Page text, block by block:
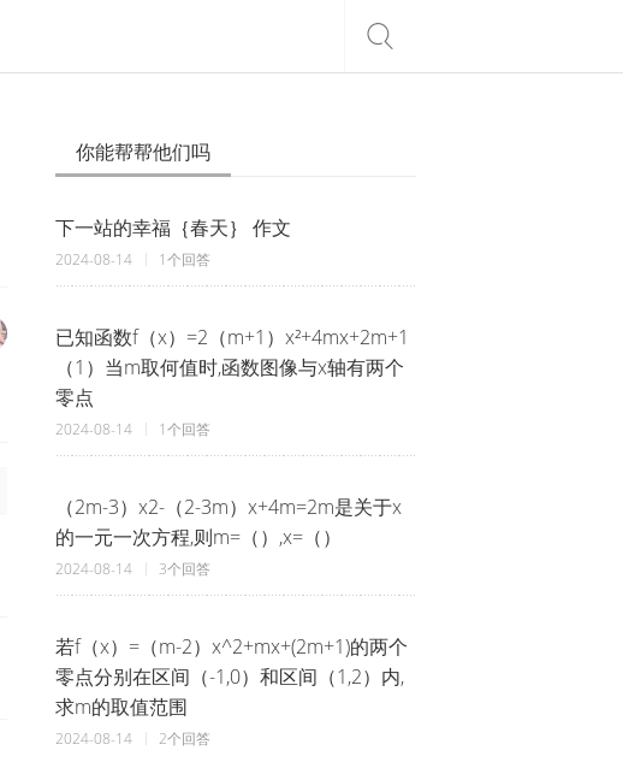
你能帮帮他们吗
下一站的幸福｛春天｝ 作文
2024-08-14 1个回答
已知函数f（x）=2（m+1）x²+4mx+2m+1
（1）当m取何值时,函数图像与x轴有两个
零点
2024-08-14 1个回答
（2m-3）x2-（2-3m）x+4m=2m是关于x
的一元一次方程,则m=（）,x=（）
2024-08-14 3个回答
若f（x）=（m-2）x^2+mx+(2m+1)的两个
零点分别在区间（-1,0）和区间（1,2）内,
求m的取值范围
2024-08-14 2个回答